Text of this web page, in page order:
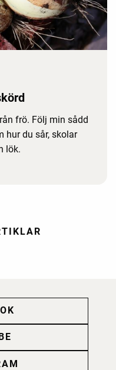
frö. Följ min sådd
hur du sår, skolar
lök.